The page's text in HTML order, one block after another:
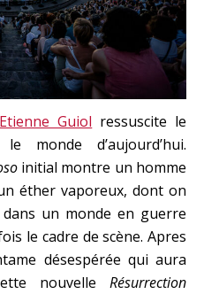
Etienne Guiol ressuscite le
monde d’aujourd’hui.
initial montre un homme
éther vaporeux, dont on
un monde en guerre
le cadre de scène. Apres
désespérée qui aura
nouvelle Résurrection